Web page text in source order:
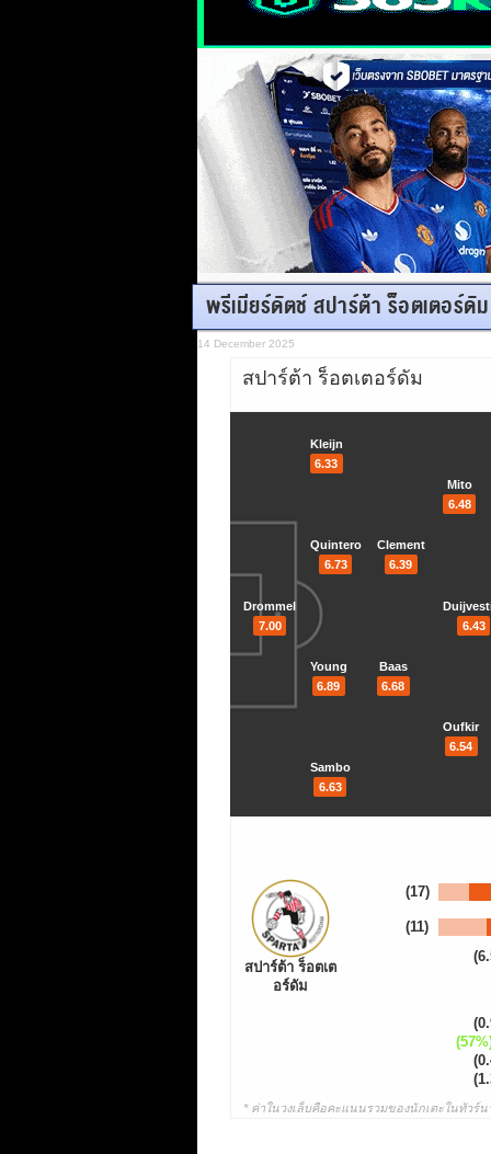
พรีเมียร์ดัตช์ สปาร์ต้า ร็อตเตอร์ดั
14 December 2025
สปาร์ต้า ร็อตเตอร์ดัม
Drommel
7.00
Kleijn
6.33
Quintero
6.73
Young
6.89
Sambo
6.63
Clement
6.39
Baas
6.68
Mito
6.48
6.43
Oufkir
6.54
สปาร์ต้า ร็อตเต
อร์ดัม
(17)
(11)
* ค่าในวงเล็บคือคะแนนรวมของนักเตะในทัวร์